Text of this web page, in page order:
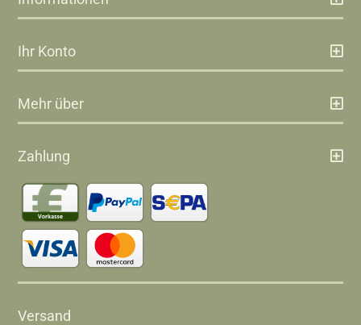
Ihr Konto
Mehr über
Zahlung
Versand